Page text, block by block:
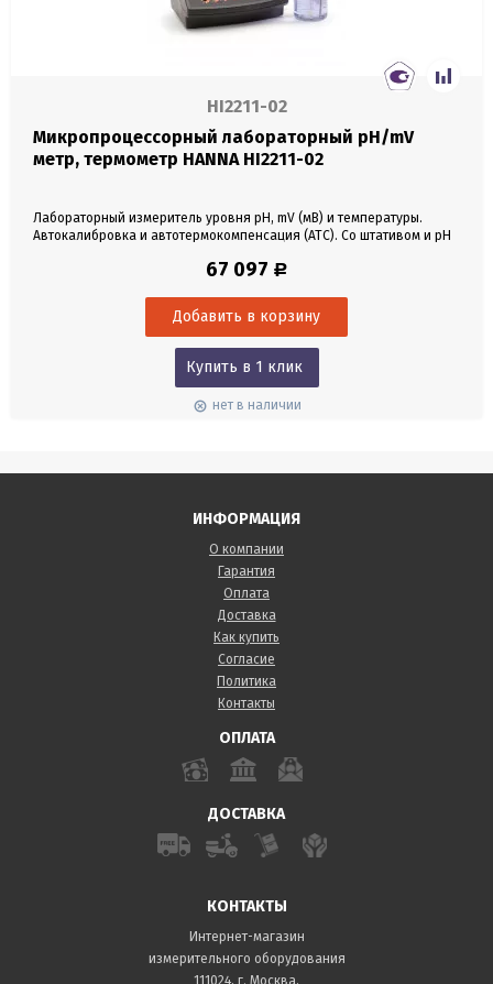
HI2211-02
Микропроцессорный лабораторный pH/mV
метр, термометр HANNA HI2211-02
Лабораторный измеритель уровня рН, mV (мВ) и температуры.
Автокалибровка и автотермокомпенсация (ATC). Со штативом и pH
67 097 Р
Купить в 1 клик
нет в наличии
ИНФОРМАЦИЯ
О компании
Гарантия
Оплата
Доставка
Как купить
Согласие
Политика
Контакты
ОПЛАТА
ДОСТАВКА
КОНТАКТЫ
Интернет-магазин
измерительного оборудования
111024, г. Москва,